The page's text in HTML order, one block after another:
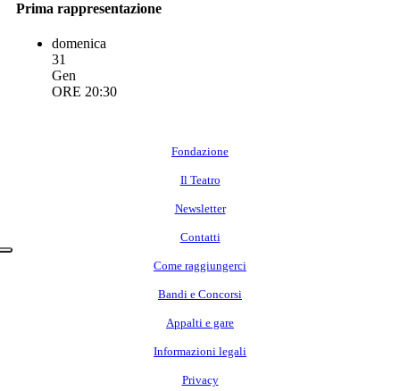
Prima rappresentazione
domenica
31
Gen
ORE 20:30
Fondazione
Il Teatro
Newsletter
Contatti
Come raggiungerci
Bandi e Concorsi
Appalti e gare
Informazioni legali
Privacy